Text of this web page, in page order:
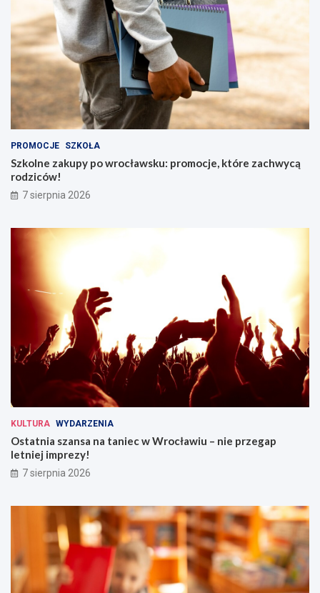
PROMOCJE SZKOŁA
Szkolne zakupy po wrocławsku: promocje, które zachwycą
rodziców!
7 sierpnia 2026
KULTURA WYDARZENIA
Ostatnia szansa na taniec w Wrocławiu – nie przegap
letniej imprezy!
7 sierpnia 2026